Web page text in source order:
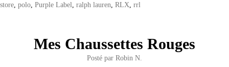
store polo Purple Label ralph lauren RLX rrl
Mes Chaussettes Rouges
Posté par Robin N.